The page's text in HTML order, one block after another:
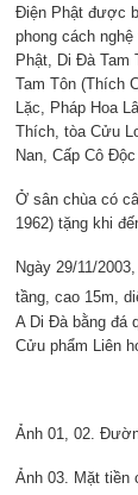
Điện Phật được
phong cách
Phật, Di Đà Tam
Tam Tôn (Thích
Lặc, Pháp Hoa
Thích, tòa Cửu
Nan, Cấp Cô
Ở sân chùa có
1962) tặng khi
Ngày 29/11/
tầng, cao 15m,
A Di Đà bằng đá
Cửu phẩm Liên
Ảnh 01, 02.
Ảnh 03. Mặt tiền